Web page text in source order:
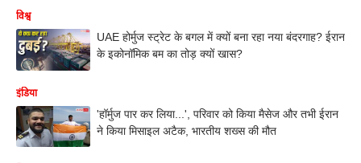
विश्व
UAE होर्मुज स्ट्रेट के बगल में क्यों बना रहा नया बंदरगाह? ईरान
के इकोनॉमिक बम का तोड़ क्यों खास?
इंडिया
'हॉर्मुज पार कर लिया...', परिवार को किया मैसेज और तभी ईरान
ने किया मिसाइल अटैक, भारतीय शख्स की मौत